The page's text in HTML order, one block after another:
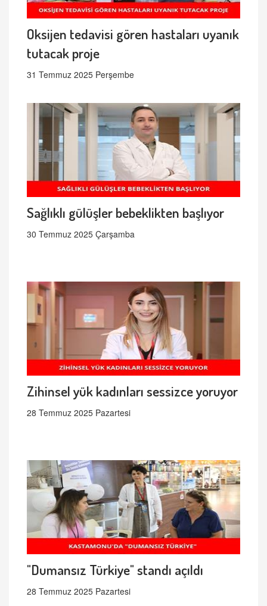
Oksijen tedavisi gören hastaları uyanık
tutacak proje
31 Temmuz 2025 Perşembe
Sağlıklı gülüşler bebeklikten başlıyor
30 Temmuz 2025 Çarşamba
Zihinsel yük kadınları sessizce yoruyor
28 Temmuz 2025 Pazartesi
"Dumansız Türkiye" standı açıldı
28 Temmuz 2025 Pazartesi